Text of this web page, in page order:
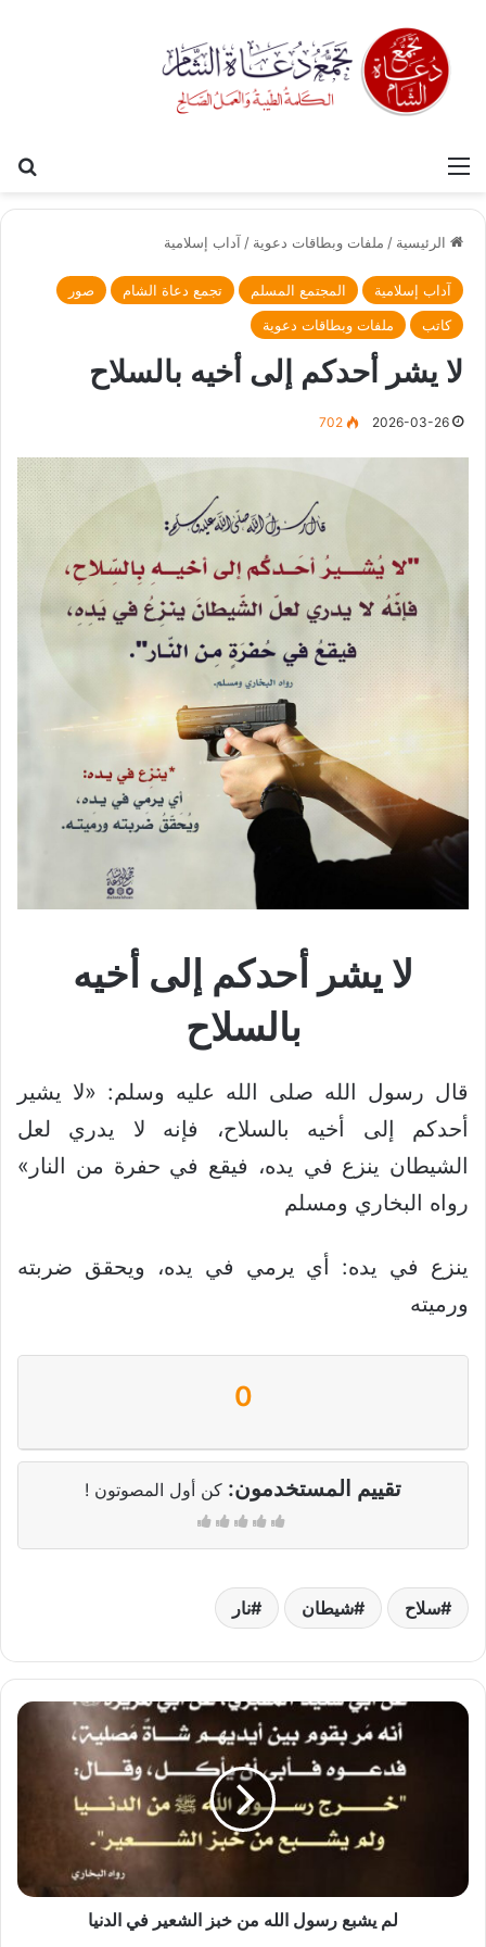
القائمة
الرئيسية / ملفات وبطاقات دعوية / آداب إسلامية
آداب إسلامية المجتمع المسلم تجمع دعاة الشام
صور
كاتب
ملفات وبطاقات دعوية
لا يشر أحدكم إلى أخيه بالسلاح
2026-03-26
702
لا يشر أحدكم إلى أخيه
بالسلاح
قال رسول الله صلى الله عليه وسلم: «لا يشير
أحدكم إلى أخيه بالسلاح، فإنه لا يدري لعل
الشيطان ينزع في يده، فيقع في حفرة من النار»
رواه البخاري ومسلم
ينزع في يده: أي يرمي في يده، ويحقق ضربته
ورميته
0
تقييم المستخدمون: كن أول المصوتون !
سلاح شيطان نار
لم
الدنيا
لم يشبع رسول الله من خبز الشعير في الدنيا